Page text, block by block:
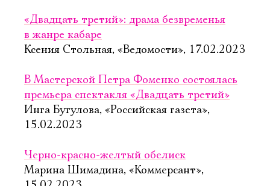
«Двадцать третий»: драма безвременья
в жанре кабаре
Ксения Стольная, «Ведомости», 17.02.2023
В Мастерской Петра Фоменко состоялась
премьера спектакля «Двадцать третий»
Инга Бугулова, «Российская газета»,
15.02.2023
Черно-красно-желтый обелиск
Марина Шимадина, «Коммерсант»,